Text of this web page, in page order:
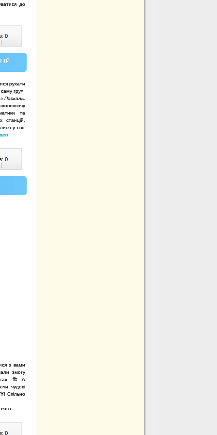
до
0
|
рухати
гру»
Паскаль
та
станцій,
у світ
0
|
з вами
змогу
🏗️ А
чудові
! Спільно
0